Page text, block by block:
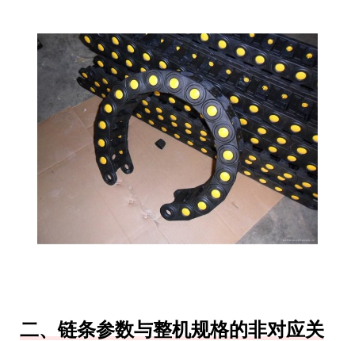
二、链条参数与整机规格的非对应关